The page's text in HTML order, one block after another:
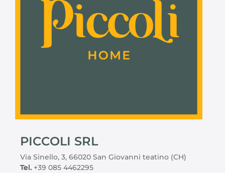
PICCOLI SRL
Via Sinello, 3, 66020 San Giovanni teatino (CH)
Tel. +39 085 4462295